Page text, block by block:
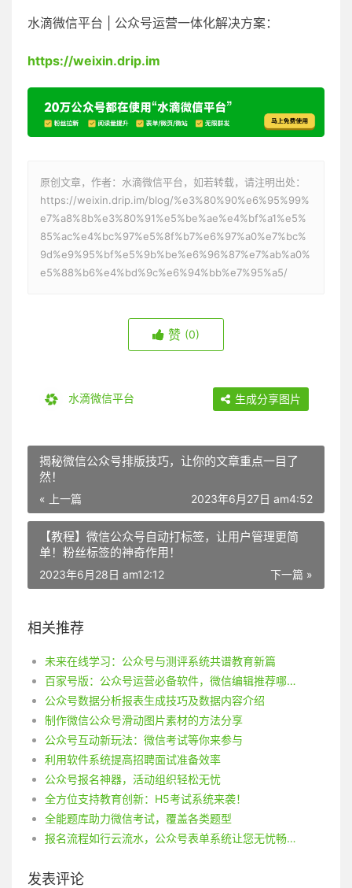
水滴微信平台 | 公众号运营一体化解决方案：
https://weixin.drip.im
原创文章，作者：水滴微信平台，如若转载，请注明出处：
https://weixin.drip.im/blog/%e3%80%90%e6%95%99%
e7%a8%8b%e3%80%91%e5%be%ae%e4%bf%a1%e5%
85%ac%e4%bc%97%e5%8f%b7%e6%97%a0%e7%bc%
9d%e9%95%bf%e5%9b%be%e6%96%87%e7%ab%a0%
e5%88%b6%e4%bd%9c%e6%94%bb%e7%95%a5/
赞 (0)
水滴微信平台 生成分享图片
揭秘微信公众号排版技巧，让你的文章重点一目了
然！
« 上一篇 2023年6月27日 am4:52
【教程】微信公众号自动打标签，让用户管理更简
单！粉丝标签的神奇作用！
下一篇 »
2023年6月28日 am12:12
相关推荐
未来在线学习：公众号与测评系统共谱教育新篇
百家号版：公众号运营必备软件，微信编辑推荐哪些？
公众号数据分析报表生成技巧及数据内容介绍
制作微信公众号滑动图片素材的方法分享
公众号互动新玩法：微信考试等你来参与
利用软件系统提高招聘面试准备效率
公众号报名神器，活动组织轻松无忧
全方位支持教育创新：H5考试系统来袭！
全能题库助力微信考试，覆盖各类题型
报名流程如行云流水，公众号表单系统让您无忧畅享报名之旅
发表评论